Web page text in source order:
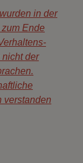
in der
Ende
nicht der
verstanden